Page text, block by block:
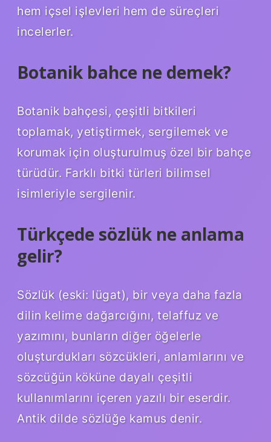
hem içsel işlevleri hem de süreçleri
incelerler.
Botanik bahce ne demek?
Botanik bahçesi, çeşitli bitkileri
toplamak, yetiştirmek, sergilemek ve
korumak için oluşturulmuş özel bir bahçe
türüdür. Farklı bitki türleri bilimsel
isimleriyle sergilenir.
Türkçede sözlük ne anlama
gelir?
Sözlük (eski: lügat), bir veya daha fazla
dilin kelime dağarcığını, telaffuz ve
yazımını, bunların diğer öğelerle
oluşturdukları sözcükleri, anlamlarını ve
sözcüğün köküne dayalı çeşitli
kullanımlarını içeren yazılı bir eserdir.
Antik dilde sözlüğe kamus denir.